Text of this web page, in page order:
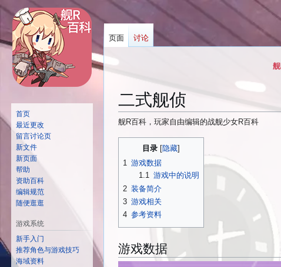
二式舰侦
舰R百科，玩家自由编辑的战舰少女R百科
目录
1 游戏数据
1.1 游戏中的说明
2 装备简介
3 游戏相关
4 参考资料
游戏数据
页面 讨论
首页
最近更改
留言讨论页
新文件
新页面
帮助
资助百科
编辑规范
随便逛逛
游戏系统
新手入门
推荐角色与游戏技巧
海域资料